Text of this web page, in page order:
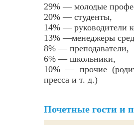
29% — молодые
20% — студенты,
14% — руководители
13% —менеджеры
8% — преподаватели,
6% — школьники,
10% — прочие
пресса и т. д.)
Почетные гости и